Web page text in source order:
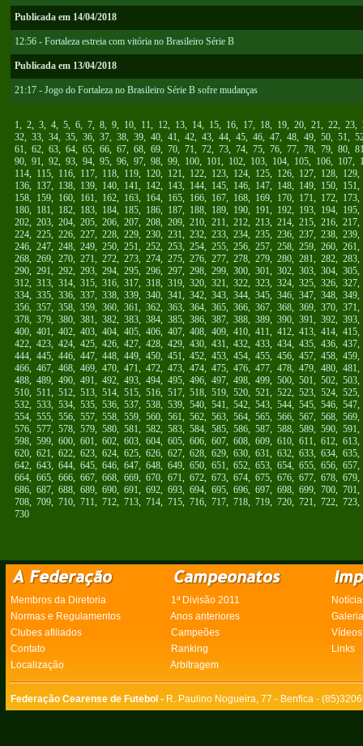
Publicada em 14/04/2018
12:56 - Fortaleza estreia com vitória no Brasileiro Série B
Publicada em 13/04/2018
21:17 - Jogo do Fortaleza no Brasileiro Série B sofre mudanças
1, 2, 3, 4, 5, 6, 7, 8, 9, 10, 11, 12, 13, 14, 15, 16, 17, 18, 19, 20, 21, 22, 23,
32, 33, 34, 35, 36, 37, 38, 39, 40, 41, 42, 43, 44, 45, 46, 47, 48, 49, 50, 51,
61, 62, 63, 64, 65, 66, 67, 68, 69, 70, 71, 72, 73, 74, 75, 76, 77, 78, 79, 80,
90, 91, 92, 93, 94, 95, 96, 97, 98, 99, 100, 101, 102, 103, 104, 105, 106, 107,
114, 115, 116, 117, 118, 119, 120, 121, 122, 123, 124, 125, 126, 127, 128, 129
136, 137, 138, 139, 140, 141, 142, 143, 144, 145, 146, 147, 148, 149, 150, 151
158, 159, 160, 161, 162, 163, 164, 165, 166, 167, 168, 169, 170, 171, 172, 173
180, 181, 182, 183, 184, 185, 186, 187, 188, 189, 190, 191, 192, 193, 194, 195
202, 203, 204, 205, 206, 207, 208, 209, 210, 211, 212, 213, 214, 215, 216, 217
224, 225, 226, 227, 228, 229, 230, 231, 232, 233, 234, 235, 236, 237, 238, 239
246, 247, 248, 249, 250, 251, 252, 253, 254, 255, 256, 257, 258, 259, 260, 261
268, 269, 270, 271, 272, 273, 274, 275, 276, 277, 278, 279, 280, 281, 282, 283
290, 291, 292, 293, 294, 295, 296, 297, 298, 299, 300, 301, 302, 303, 304, 305
312, 313, 314, 315, 316, 317, 318, 319, 320, 321, 322, 323, 324, 325, 326, 327
334, 335, 336, 337, 338, 339, 340, 341, 342, 343, 344, 345, 346, 347, 348, 349
356, 357, 358, 359, 360, 361, 362, 363, 364, 365, 366, 367, 368, 369, 370, 371
378, 379, 380, 381, 382, 383, 384, 385, 386, 387, 388, 389, 390, 391, 392, 393
400, 401, 402, 403, 404, 405, 406, 407, 408, 409, 410, 411, 412, 413, 414, 415
422, 423, 424, 425, 426, 427, 428, 429, 430, 431, 432, 433, 434, 435, 436, 437
444, 445, 446, 447, 448, 449, 450, 451, 452, 453, 454, 455, 456, 457, 458, 459
466, 467, 468, 469, 470, 471, 472, 473, 474, 475, 476, 477, 478, 479, 480, 481
488, 489, 490, 491, 492, 493, 494, 495, 496, 497, 498, 499, 500, 501, 502, 503
510, 511, 512, 513, 514, 515, 516, 517, 518, 519, 520, 521, 522, 523, 524, 525
532, 533, 534, 535, 536, 537, 538, 539, 540, 541, 542, 543, 544, 545, 546, 547
554, 555, 556, 557, 558, 559, 560, 561, 562, 563, 564, 565, 566, 567, 568, 569
576, 577, 578, 579, 580, 581, 582, 583, 584, 585, 586, 587, 588, 589, 590, 591
598, 599, 600, 601, 602, 603, 604, 605, 606, 607, 608, 609, 610, 611, 612, 613
620, 621, 622, 623, 624, 625, 626, 627, 628, 629, 630, 631, 632, 633, 634, 635
642, 643, 644, 645, 646, 647, 648, 649, 650, 651, 652, 653, 654, 655, 656, 657
664, 665, 666, 667, 668, 669, 670, 671, 672, 673, 674, 675, 676, 677, 678, 679
686, 687, 688, 689, 690, 691, 692, 693, 694, 695, 696, 697, 698, 699, 700, 701
708, 709, 710, 711, 712, 713, 714, 715, 716, 717, 718, 719, 720, 721, 722, 723
730
Membros da Diretoria 1ª Divisão 2011
Normas e Regulamentos
Anos anteriores
Clubes afiliados
Campeões
Vídeos
Contato
Ranking
Links
Localização
Arbitragem
Federação Cearense de Futebol - R. Paulino Nogueira, 77 - Benfica -